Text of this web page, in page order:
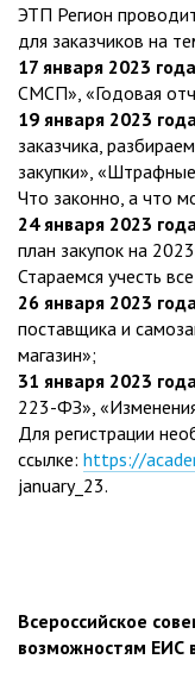
ЭТП Регион
для заказчиков на
17 января 2023 года
СМСП», «Годовая
19 января 2023 года
заказчика,
закупки»,
Что законно, а что
24 января 2023 года
план закупок на
Стараемся учесть
26 января 2023 года
поставщика и
магазин»;
31 января 2023 года
223-ФЗ»,
Для регистрации
ссылке: https://
january_23.
Всероссийское
возможностям ЕИС